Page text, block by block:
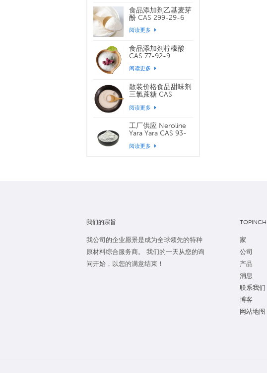
食品添加剂乙基麦芽
酚 CAS 299-29-6
阅读更多
食品添加剂柠檬酸
CAS 77-92-9
阅读更多
散装价格食品甜味剂
三氯蔗糖 CAS
阅读更多
工厂供应 Neroline
Yara Yara CAS 93-
阅读更多
我们的宗旨
我公司的企业愿景是成为全球领先的特种
原材料综合服务商。 我们的一天从您的询
问开始，以您的满意结束！
家
公司
产品
消息
联系我们
博客
网站地图